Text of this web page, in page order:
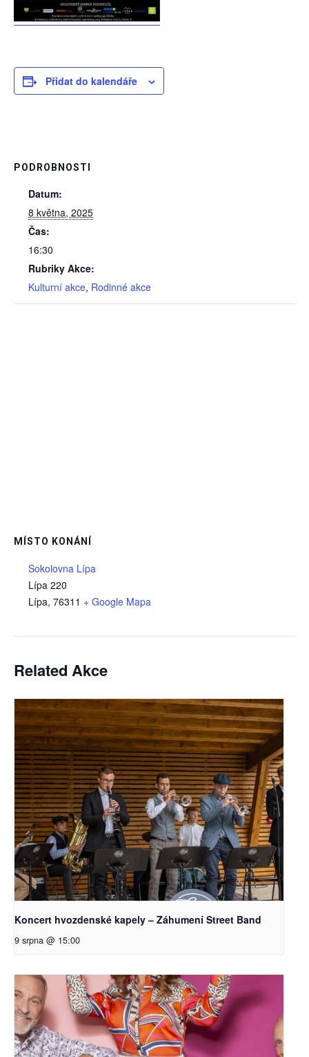
Přidat do kalendáře
PODROBNOSTI
Datum:
8 května, 2025
Čas:
16:30
Rubriky Akce:
Kulturní akce, Rodinné akce
MÍSTO KONÁNÍ
Sokolovna Lípa
Lípa 220
Lípa, 76311 + Google Mapa
Related Akce
Koncert hvozdenské kapely – Záhumení Street Band
9 srpna @ 15:00